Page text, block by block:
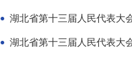
湖北省第十三届人民代表大
湖北省第十三届人民代表大